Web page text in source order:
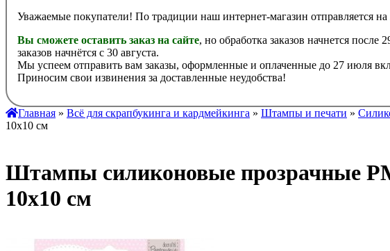
Уважаемые покупатели! По традиции наш интернет-магазин отправляется
Вы сможете оставить заказ на сайте, но обработка заказов начнется после
заказов начнётся с 30 августа.
Мы успеем отправить вам заказы, оформленные и оплаченные до 27 июля
Приносим свои извинения за доставленные неудобства!
Главная » Всё для скрапбукинга и кардмейкинга » Штампы и печати »
10х10 см
Штампы силиконовые прозрачные
10х10 см